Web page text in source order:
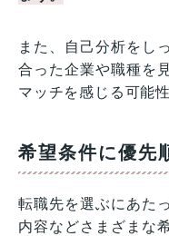
また、自己分析をし
合った企業や職種を
マッチを感じる可能
希望条件に優先
転職先を選ぶにあた
内容などさまざまな